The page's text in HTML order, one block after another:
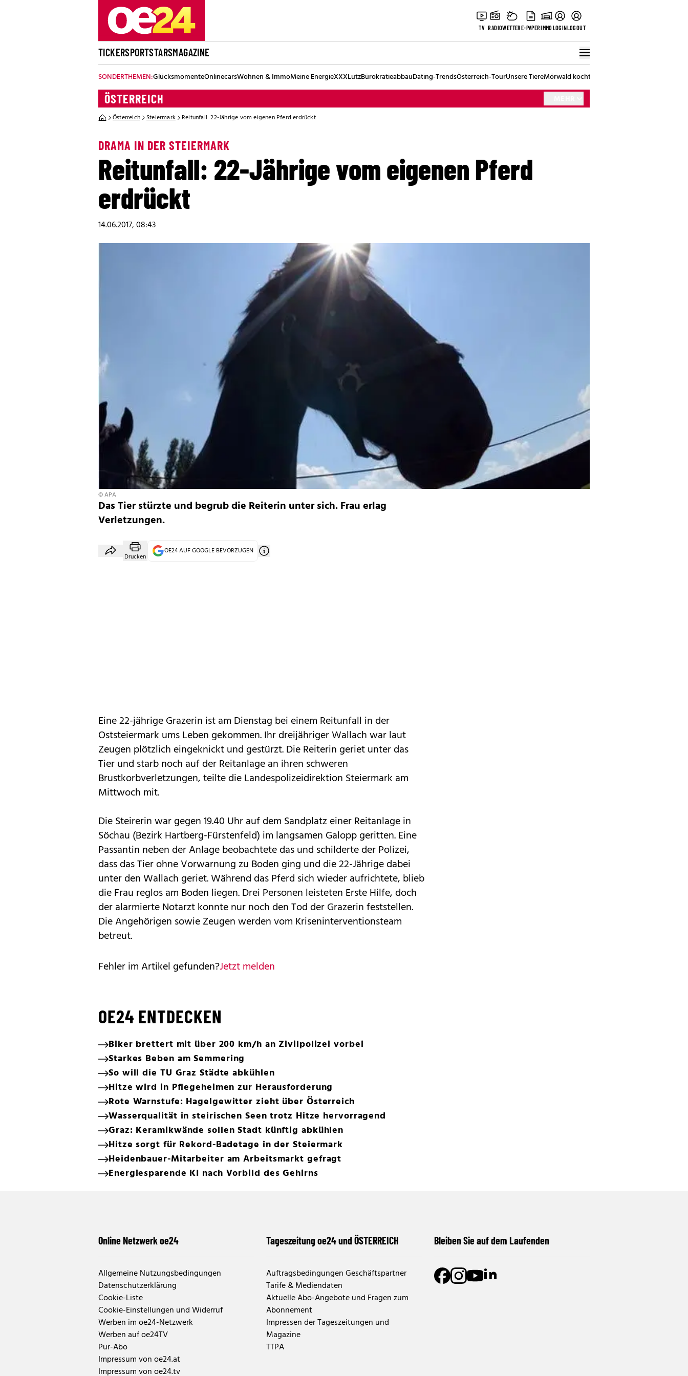
TV RADIOWETTERE-PAPERIMMOLOGINLOGOUT
TICKERSPORTSTARSMAGAZINE
SONDERTHEMEN:GlücksmomenteOnlinecarsWohnen & ImmoMeine EnergieXXXLutzBürokratieabbauDating-TrendsÖsterreich-TourUnsere TiereMörwald kocht
ÖSTERREICH
Österreich Steiermark Reitunfall: 22-Jährige vom eigenen Pferd erdrückt
DRAMA IN DER STEIERMARK
Reitunfall: 22-Jährige vom eigenen Pferd
erdrückt
14.06.2017, 08:43
© APA
Das Tier stürzte und begrub die Reiterin unter sich. Frau erlag
Verletzungen.
Drucken
OE24 AUF GOOGLE BEVORZUGEN
Eine 22-jährige Grazerin ist am Dienstag bei einem Reitunfall in der
Oststeiermark ums Leben gekommen. Ihr dreijähriger Wallach war laut
Zeugen plötzlich eingeknickt und gestürzt. Die Reiterin geriet unter das
Tier und starb noch auf der Reitanlage an ihren schweren
Brustkorbverletzungen, teilte die Landespolizeidirektion Steiermark am
Mittwoch mit.
Die Steirerin war gegen 19.40 Uhr auf dem Sandplatz einer Reitanlage in
Söchau (Bezirk Hartberg-Fürstenfeld) im langsamen Galopp geritten. Eine
Passantin neben der Anlage beobachtete das und schilderte der Polizei,
dass das Tier ohne Vorwarnung zu Boden ging und die 22-Jährige dabei
unter den Wallach geriet. Während das Pferd sich wieder aufrichtete, blieb
die Frau reglos am Boden liegen. Drei Personen leisteten Erste Hilfe, doch
der alarmierte Notarzt konnte nur noch den Tod der Grazerin feststellen.
Die Angehörigen sowie Zeugen werden vom Kriseninterventionsteam
betreut.
Fehler im Artikel gefunden?Jetzt melden
OE24 ENTDECKEN
Biker brettert mit über 200 km/h an Zivilpolizei vorbei
Starkes Beben am Semmering
So will die TU Graz Städte abkühlen
Hitze wird in Pflegeheimen zur Herausforderung
Rote Warnstufe: Hagelgewitter zieht über Österreich
Wasserqualität in steirischen Seen trotz Hitze hervorragend
Graz: Keramikwände sollen Stadt künftig abkühlen
Hitze sorgt für Rekord-Badetage in der Steiermark
Heidenbauer-Mitarbeiter am Arbeitsmarkt gefragt
Energiesparende KI nach Vorbild des Gehirns
Online Netzwerk oe24
Allgemeine Nutzungsbedingungen
Datenschutzerklärung
Cookie-Liste
Cookie-Einstellungen und Widerruf
Werben im oe24-Netzwerk
Werben auf oe24TV
Pur-Abo
Impressum von oe24.at
Impressum von oe24.tv
Tageszeitung oe24 und ÖSTERREICH
Auftragsbedingungen Geschäftspartner
Tarife & Mediendaten
Aktuelle Abo-Angebote und Fragen zum
Abonnement
Impressen der Tageszeitungen und
Magazine
TTPA
Bleiben Sie auf dem Laufenden